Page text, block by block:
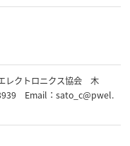
レクトロニクス協会 木
Email：sato_c@pwel.